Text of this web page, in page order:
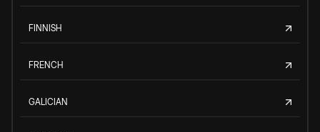
FINNISH
FRENCH
GALICIAN